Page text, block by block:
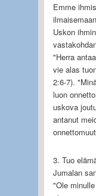
Emme
Uskon
"Herra
vie alas
2:6-7).
luon
uskova
antanut
3. Tuo
Jumalan
"Ole